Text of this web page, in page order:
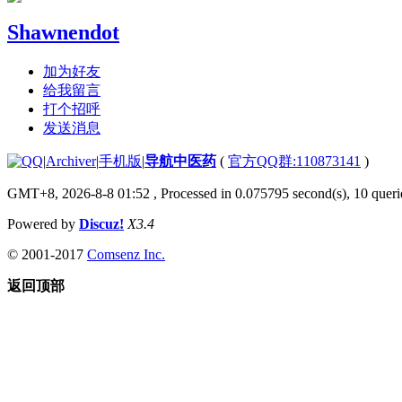
Shawnendot
加为好友
给我留言
打个招呼
发送消息
|Archiver|手机版|导航中医药 ( 官方QQ群:110873141 )
GMT+8, 2026-8-8 01:52 , Processed in 0.075795 second(s), 10
Powered by Discuz! X3.4
© 2001-2017 Comsenz Inc.
返回顶部